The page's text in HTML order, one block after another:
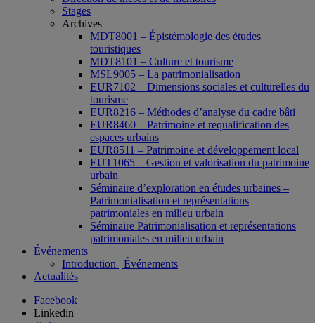
Stages
Archives
MDT8001 – Épistémologie des études
touristiques
MDT8101 – Culture et tourisme
MSL9005 – La patrimonialisation
EUR7102 – Dimensions sociales et culturelles du
tourisme
EUR8216 – Méthodes d’analyse du cadre bâti
EUR8460 – Patrimoine et requalification des
espaces urbains
EUR8511 – Patrimoine et développement local
EUT1065 – Gestion et valorisation du patrimoine
urbain
Séminaire d’exploration en études urbaines –
Patrimonialisation et représentations
patrimoniales en milieu urbain
Séminaire Patrimonialisation et représentations
patrimoniales en milieu urbain
Événements
Introduction | Événements
Actualités
Facebook
Linkedin